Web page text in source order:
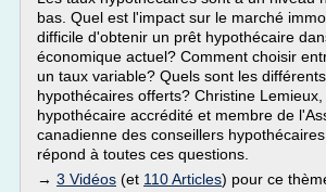
bas. Quel est l'impact sur le marché
difficile d'obtenir un prêt hypothécaire
économique actuel? Comment choisir
un taux variable? Quels sont les
hypothécaires offerts? Christine
hypothécaire accrédité et membre de
canadienne des conseillers hypothécaires
répond à toutes ces questions.
→ 3 Vidéos (et 110 Articles) pour ce